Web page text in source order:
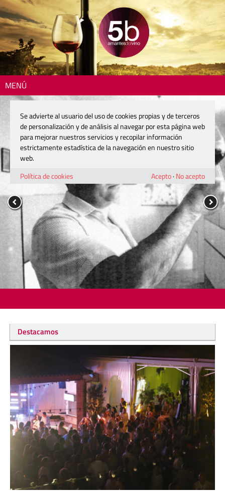
MENÚ
Destacamos
Se advierte al usuario del uso de cookies propias y de terceros
de personalización y de análisis al navegar por esta página web
para mejorar nuestros servicios y recopilar información
estrictamente estadística de la navegación en nuestro sitio
web.
Política de cookies
Acepto· No acepto